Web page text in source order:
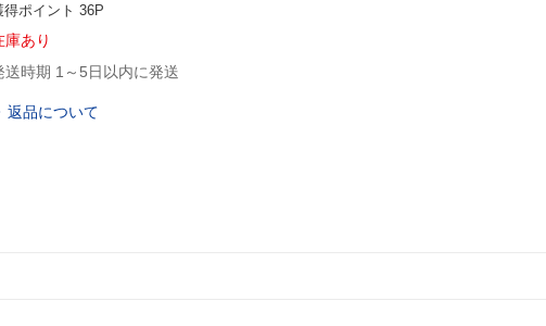
得ポイント 36P
庫あり
送時期 1～5日以内に発送
返品について